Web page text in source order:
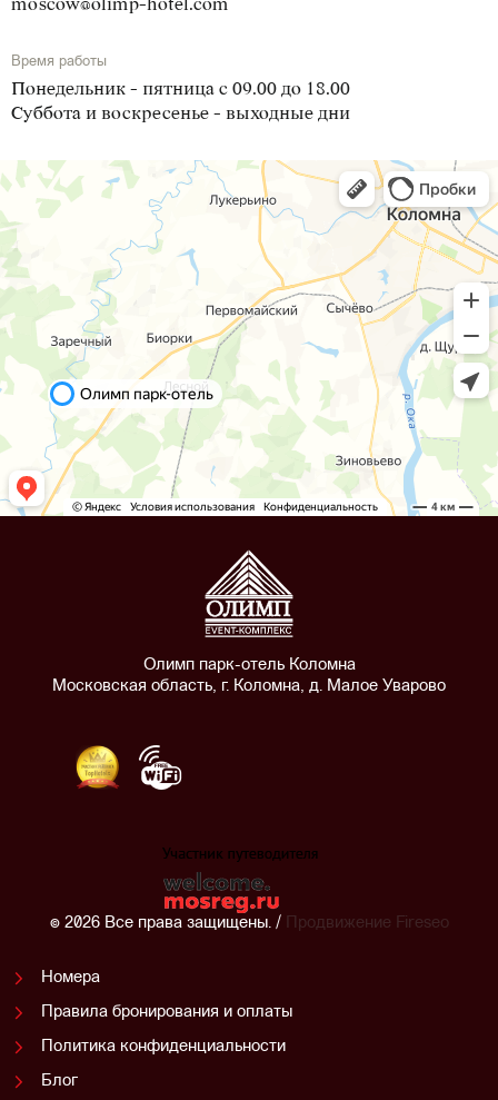
moscow@olimp-hotel.com
Время работы
Понедельник - пятница с 09.00 до 18.00
Суббота и воскресенье - выходные дни
Олимп парк-отель Коломна
Московская область, г. Коломна, д. Малое Уварово
© 2026 Все права защищены. / Продвижение Fireseo
Номера
Правила бронирования и оплаты
Политика конфиденциальности
Блог